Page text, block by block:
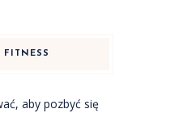
aby pozbyć się